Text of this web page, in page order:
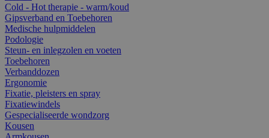
Cold - Hot therapie - warm/koud
Gipsverband en Toebehoren
Medische hulpmiddelen
Podologie
Steun- en inlegzolen en voeten
Toebehoren
Verbanddozen
Ergonomie
Fixatie, pleisters en spray
Fixatiewindels
Gespecialiseerde wondzorg
Kousen